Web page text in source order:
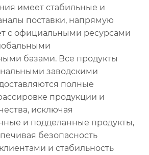
имеет стабильные и
поставки, напрямую
с официальными ресурсами
базами. Все продукты
заводскими
полные
продукции и
исключая
и подделанные продукты,
безопасность
и стабильность